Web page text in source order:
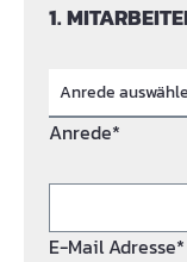
1.
Anrede*
E-Mail Adresse*